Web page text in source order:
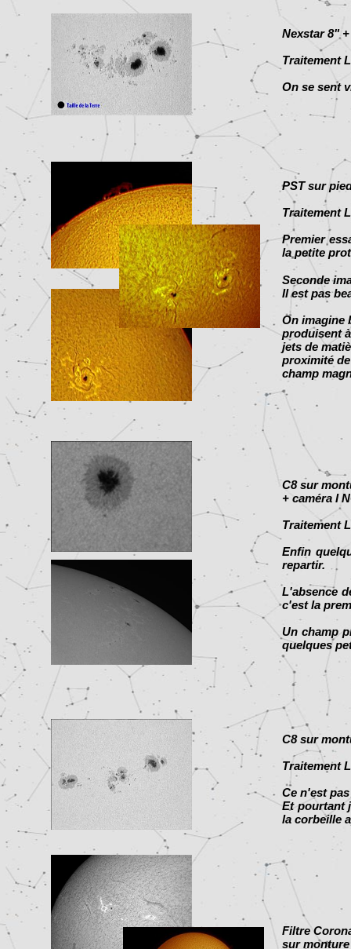
Nexstar 8"
Traitement
On se sent
PST sur
Traitement
Premier
la petite
Seconde
Il est pas
On imagine
produisent
jets de
proximité
champ
C8 sur
+ caméra I
Traitement
Enfin
repartir.
L'absence
c'est la
Un champ
quelques
C8 sur
Traitement
Ce n'est
Et pourtant
la corbeille
Filtre
sur monture